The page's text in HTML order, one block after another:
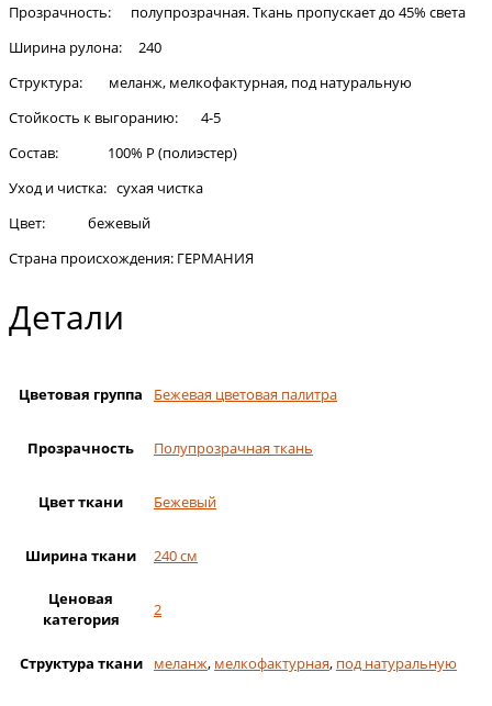
Прозрачность: полупрозрачная. Ткань пропускает до 45% света
Ширина рулона: 240
Структура: меланж, мелкофактурная, под натуральную
Стойкость к выгоранию: 4-5
Состав: 100% Р (полиэстер)
Уход и чистка: сухая чистка
Цвет: бежевый
Страна происхождения: ГЕРМАНИЯ
Детали
Цветовая группа Бежевая цветовая палитра
Прозрачность Полупрозрачная ткань
Цвет ткани Бежевый
Ширина ткани 240 см
Ценовая
категория
2
Структура ткани меланж, мелкофактурная, под натуральную